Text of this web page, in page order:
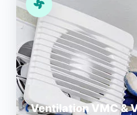
Ventilation VMC &